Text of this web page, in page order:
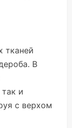
тканей
В
и
с верхом